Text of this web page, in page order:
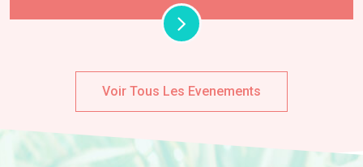
Voir Tous Les Evenements